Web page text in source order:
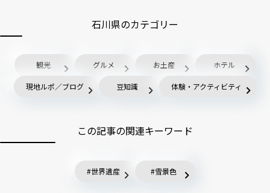
石川県のカテゴリー
観光 グルメ お土産 ホテル
現地ルポ／ブログ 豆知識 体験・アクティビティ
この記事の関連キーワード
世界遺産 雪景色